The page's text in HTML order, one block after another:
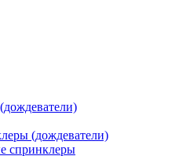
(дождеватели)
спринклеры